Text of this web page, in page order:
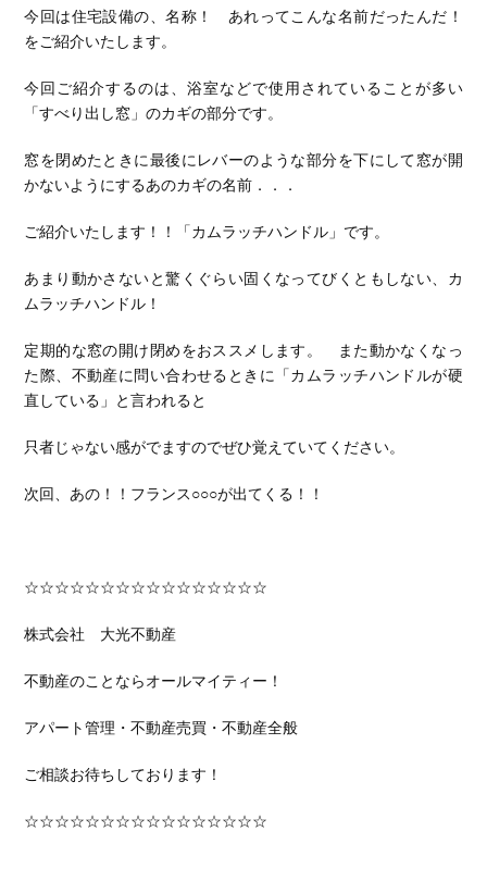
今回は住宅設備の、名称！ あれってこんな名前だったんだ！
をご紹介いたします。
今回ご紹介するのは、浴室などで使用されていることが多い
「すべり出し窓」のカギの部分です。
窓を閉めたときに最後にレバーのような部分を下にして窓が開
かないようにするあのカギの名前．．．
ご紹介いたします！！「カムラッチハンドル」です。
あまり動かさないと驚くぐらい固くなってびくともしない、カ
ムラッチハンドル！
定期的な窓の開け閉めをおススメします。 また動かなくなっ
た際、不動産に問い合わせるときに「カムラッチハンドルが硬
直している」と言われると
只者じゃない感がでますのでぜひ覚えていてください。
次回、あの！！フランス○○○が出てくる！！
☆☆☆☆☆☆☆☆☆☆☆☆☆☆☆☆
株式会社 大光不動産
不動産のことならオールマイティー！
アパート管理・不動産売買・不動産全般
ご相談お待ちしております！
☆☆☆☆☆☆☆☆☆☆☆☆☆☆☆☆